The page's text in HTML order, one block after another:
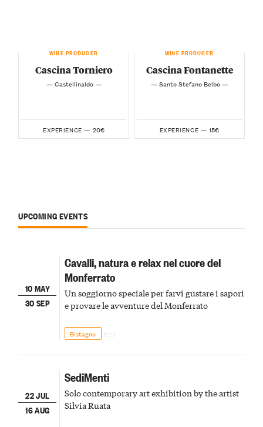
WINE PRODUCER
Cascina Torniero
— Castellinaldo —
EXPERIENCE — 20€
WINE PRODUCER
Cascina Fontanette
— Santo Stefano Belbo —
EXPERIENCE — 15€
UPCOMING EVENTS
10 MAY
30 SEP
Cavalli, natura e relax nel cuore del
Monferrato
Un soggiorno speciale per farvi gustare i sapori
e provare le avventure del Monferrato
Bistagno
22 JUL
16 AUG
SediMenti
Solo contemporary art exhibition by the artist
Silvia Ruata